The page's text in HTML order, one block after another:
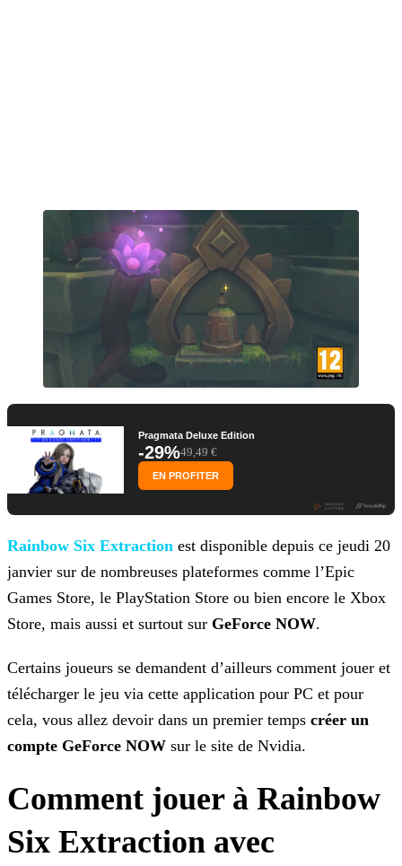
Pragmata Deluxe Edition
-29%49,49 €
EN PROFITER
Rainbow Six Extraction est disponible depuis ce jeudi 20
janvier sur de nombreuses plateformes comme l’Epic
Games Store, le PlayStation Store ou bien encore le Xbox
Store, mais aussi et surtout sur GeForce NOW.
Certains joueurs se demandent d’ailleurs comment jouer et
télécharger le jeu via cette application pour PC et pour
cela, vous allez devoir dans un premier temps créer un
compte GeForce NOW sur le site de Nvidia.
Comment jouer à Rainbow
Six Extraction avec